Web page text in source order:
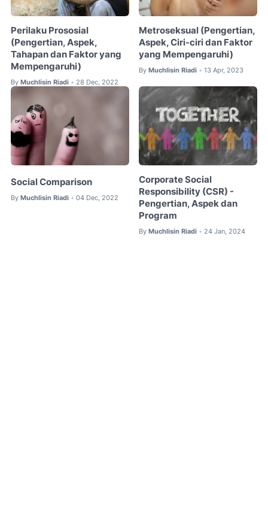
Perilaku Prososial
(Pengertian, Aspek,
Tahapan dan Faktor yang
Mempengaruhi)
By Muchlisin Riadi • 28 Dec, 2022
Metroseksual (Pengertian,
Aspek, Ciri-ciri dan Faktor
yang Mempengaruhi)
By Muchlisin Riadi • 13 Apr, 2023
Social Comparison
By Muchlisin Riadi • 04 Dec, 2022
Corporate Social
Responsibility (CSR) -
Pengertian, Aspek dan
Program
By Muchlisin Riadi • 24 Jan, 2024